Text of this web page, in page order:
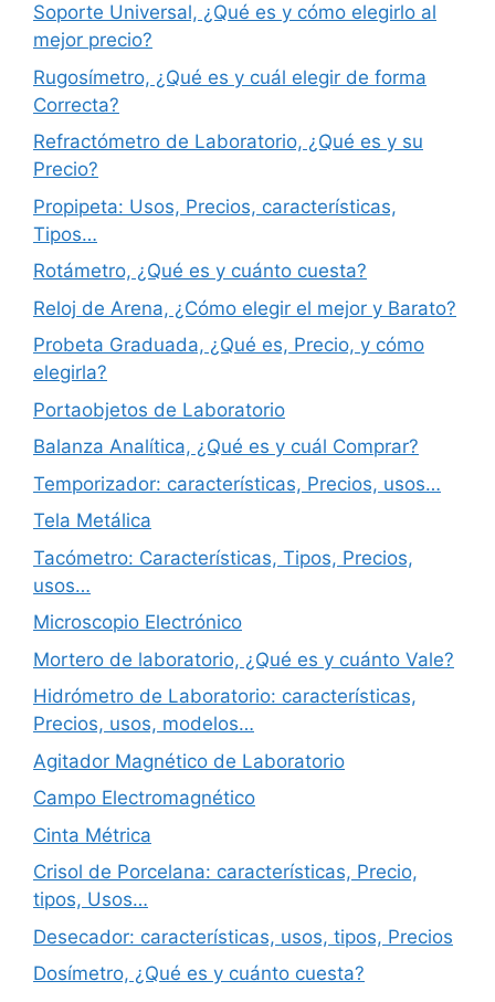
Soporte Universal, ¿Qué es y cómo elegirlo al
mejor precio?
Rugosímetro, ¿Qué es y cuál elegir de forma
Correcta?
Refractómetro de Laboratorio, ¿Qué es y su
Precio?
Propipeta: Usos, Precios, características,
Tipos…
Rotámetro, ¿Qué es y cuánto cuesta?
Reloj de Arena, ¿Cómo elegir el mejor y Barato?
Probeta Graduada, ¿Qué es, Precio, y cómo
elegirla?
Portaobjetos de Laboratorio
Balanza Analítica, ¿Qué es y cuál Comprar?
Temporizador: características, Precios, usos…
Tela Metálica
Tacómetro: Características, Tipos, Precios,
usos…
Microscopio Electrónico
Mortero de laboratorio, ¿Qué es y cuánto Vale?
Hidrómetro de Laboratorio: características,
Precios, usos, modelos…
Agitador Magnético de Laboratorio
Campo Electromagnético
Cinta Métrica
Crisol de Porcelana: características, Precio,
tipos, Usos…
Desecador: características, usos, tipos, Precios
Dosímetro, ¿Qué es y cuánto cuesta?